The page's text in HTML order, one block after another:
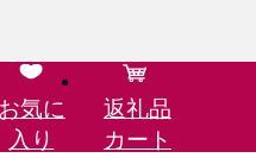
お気に
入り
返礼品
カート